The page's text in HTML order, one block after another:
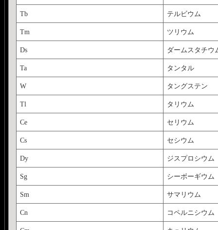
Tb テルビウム
Tm ツリウム
Ds ダームスタチウ
Ta タンタル
W タングステン
Tl タリウム
Ce セリウム
Cs セシウム
Dy ジスプロシウム
Sg シーボーギウム
Sm サマリウム
Cn コペルニシウム